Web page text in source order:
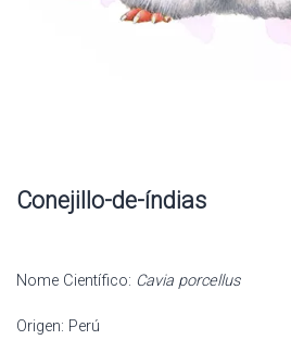
Conejillo-de-índias
Nome Científico: Cavia porcellus
Origen: Perú